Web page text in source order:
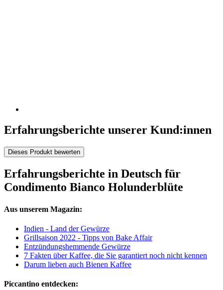
Erfahrungsberichte unserer Kund:innen
Dieses Produkt bewerten
Erfahrungsberichte in Deutsch für
Condimento Bianco Holunderblüte
Aus unserem Magazin:
Indien - Land der Gewürze
Grillsaison 2022 - Tipps von Bake Affair
Entzündungshemmende Gewürze
7 Fakten über Kaffee, die Sie garantiert noch nicht kennen
Darum lieben auch Bienen Kaffee
Piccantino entdecken: